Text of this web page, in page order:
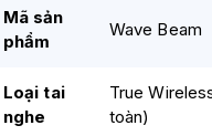
Mã sản
phẩm
Wave Beam
Loại tai
nghe
True
toàn)